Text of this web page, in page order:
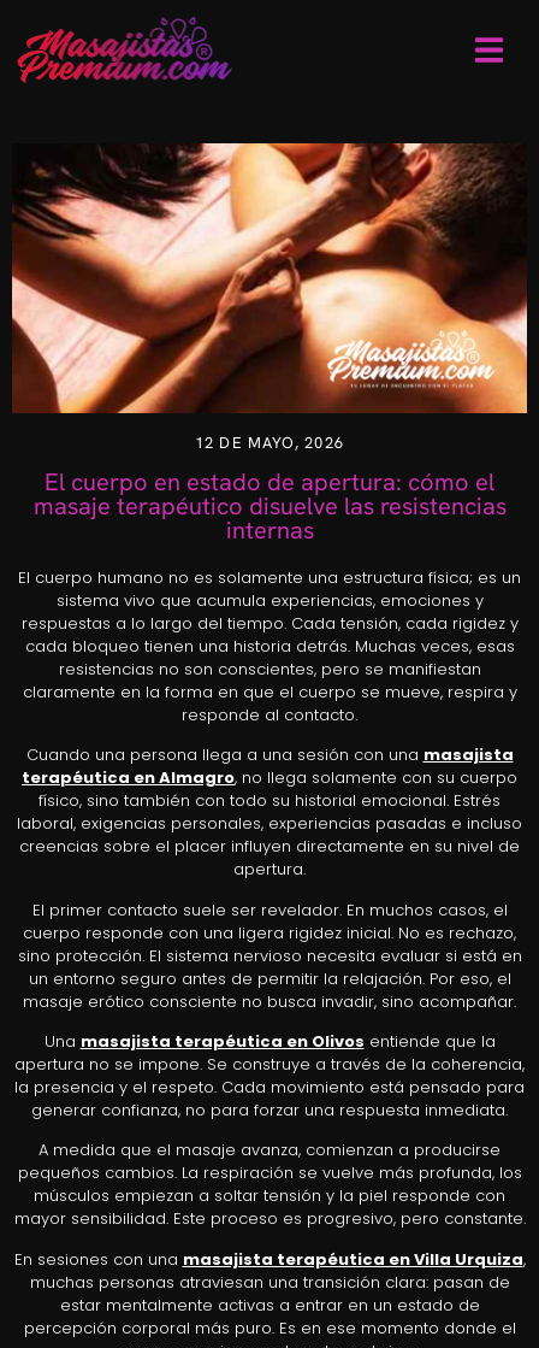
12 DE MAYO, 2026
El cuerpo en estado de apertura: cómo el
masaje terapéutico disuelve las resistencias
internas
El cuerpo humano no es solamente una estructura física; es un
sistema vivo que acumula experiencias, emociones y
respuestas a lo largo del tiempo. Cada tensión, cada rigidez y
cada bloqueo tienen una historia detrás. Muchas veces, esas
resistencias no son conscientes, pero se manifiestan
claramente en la forma en que el cuerpo se mueve, respira y
responde al contacto.
Cuando una persona llega a una sesión con una masajista
terapéutica en Almagro, no llega solamente con su cuerpo
físico, sino también con todo su historial emocional. Estrés
laboral, exigencias personales, experiencias pasadas e incluso
creencias sobre el placer influyen directamente en su nivel de
apertura.
El primer contacto suele ser revelador. En muchos casos, el
cuerpo responde con una ligera rigidez inicial. No es rechazo,
sino protección. El sistema nervioso necesita evaluar si está en
un entorno seguro antes de permitir la relajación. Por eso, el
masaje erótico consciente no busca invadir, sino acompañar.
Una masajista terapéutica en Olivos entiende que la
apertura no se impone. Se construye a través de la coherencia,
la presencia y el respeto. Cada movimiento está pensado para
generar confianza, no para forzar una respuesta inmediata.
A medida que el masaje avanza, comienzan a producirse
pequeños cambios. La respiración se vuelve más profunda, los
músculos empiezan a soltar tensión y la piel responde con
mayor sensibilidad. Este proceso es progresivo, pero constante.
En sesiones con una masajista terapéutica en Villa Urquiza,
muchas personas atraviesan una transición clara: pasan de
estar mentalmente activas a entrar en un estado de
percepción corporal más puro. Es en ese momento donde el